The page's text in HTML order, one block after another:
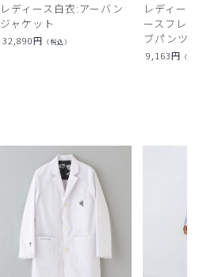
レディース白衣:アーバン
ジャケット
32,890円 （税込）
レディー
ースフレ
ブパンツ)
9,163円 （税